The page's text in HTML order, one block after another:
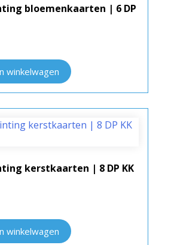
bloemenkaarten | 6 DP
winkelwagen
kerstkaarten | 8 DP KK
winkelwagen